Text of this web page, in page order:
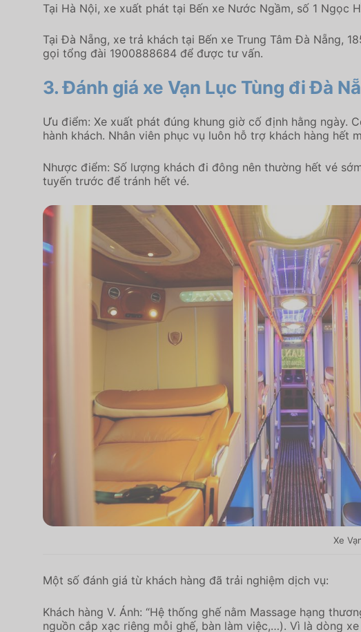
Tại Hà Nội, xe xuất phát tại Bến xe Nước Ngầm, số 1
Tại Đà Nẵng, xe trả khách tại Bến xe Trung Tâm Đà Nẵng,
gọi tổng đài 1900888684 để được tư vấn.
3. Đánh giá xe Vạn Lục Tùng đi Đà
Ưu điểm: Xe xuất phát đúng khung giờ cố định hằng ngày.
hành khách. Nhân viên phục vụ luôn hỗ trợ khách hàng hết
Nhược điểm: Số lượng khách đi đông nên thường hết vé
tuyến trước để tránh hết vé.
Xe
Một số đánh giá từ khách hàng đã trải nghiệm dịch vụ:
Khách hàng V. Ánh: “Hệ thống ghế nằm Massage hạng
nguồn cắp xạc riêng mỗi ghế, bàn làm việc,…). Vì là dòng